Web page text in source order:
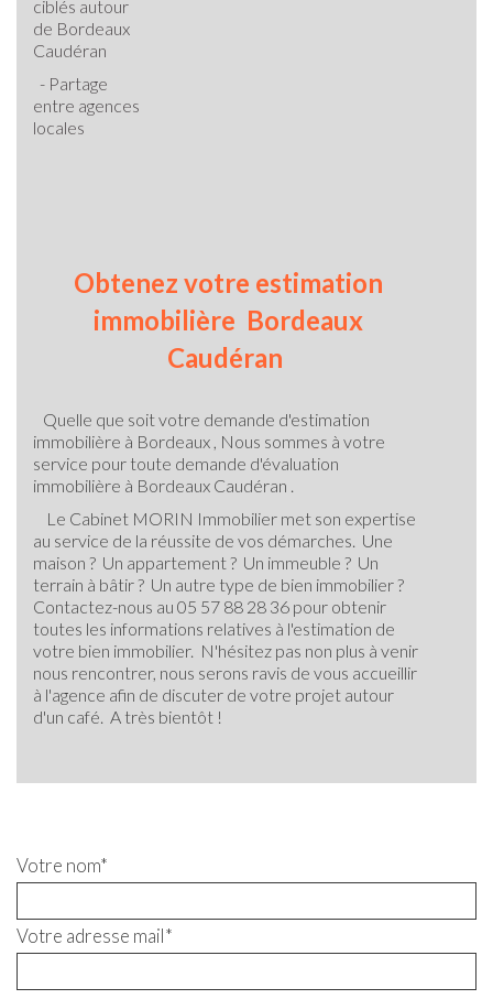
ciblés autour
de Bordeaux
Caudéran
- Partage
entre agences
locales
Obtenez votre estimation
immobilière Bordeaux
Caudéran
Quelle que soit votre demande d'estimation
immobilière à Bordeaux , Nous sommes à votre
service pour toute demande d'évaluation
immobilière à Bordeaux Caudéran .
Le Cabinet MORIN Immobilier met son expertise
au service de la réussite de vos démarches. Une
maison ? Un appartement ? Un immeuble ? Un
terrain à bâtir ? Un autre type de bien immobilier ?
Contactez-nous au 05 57 88 28 36 pour obtenir
toutes les informations relatives à l'estimation de
votre bien immobilier. N'hésitez pas non plus à venir
nous rencontrer, nous serons ravis de vous accueillir
à l'agence afin de discuter de votre projet autour
d'un café. A très bientôt !
Votre nom*
Votre adresse mail*